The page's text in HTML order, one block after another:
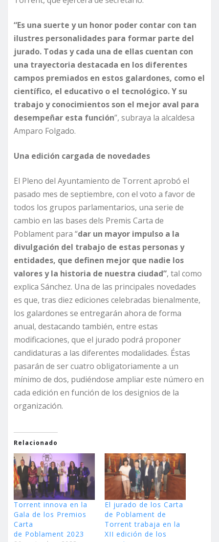
“Es una suerte y un honor poder contar con tan
ilustres personalidades para formar parte del
jurado. Todas y cada una de ellas cuentan con
una trayectoria destacada en los diferentes
campos premiados en estos galardones, como el
científico, el educativo o el tecnológico. Y su
trabajo y conocimientos son el mejor aval para
desempeñar esta función”, subraya la alcaldesa
Amparo Folgado.
Una edición cargada de novedades
El Pleno del Ayuntamiento de Torrent aprobó el
pasado mes de septiembre, con el voto a favor de
todos los grupos parlamentarios, una serie de
cambio en las bases dels Premis Carta de
Poblament para “dar un mayor impulso a la
divulgación del trabajo de estas personas y
entidades, que definen mejor que nadie los
valores y la historia de nuestra ciudad”, tal como
explica Sánchez. Una de las principales novedades
es que, tras diez ediciones celebradas bienalmente,
los galardones se entregarán ahora de forma
anual, destacando también, entre estas
modificaciones, que el jurado podrá proponer
candidaturas a las diferentes modalidades. Éstas
pasarán de ser cuatro obligatoriamente a un
mínimo de dos, pudiéndose ampliar este número en
cada edición en función de los designios de la
organización.
Relacionado
Torrent innova en la
Gala de los Premios
Carta
de Poblament 2023
El jurado de los Carta
de Poblament de
Torrent trabaja en la
XII edición de los